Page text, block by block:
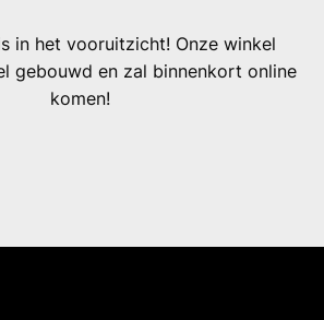
in het vooruitzicht! Onze winkel
gebouwd en zal binnenkort online
komen!